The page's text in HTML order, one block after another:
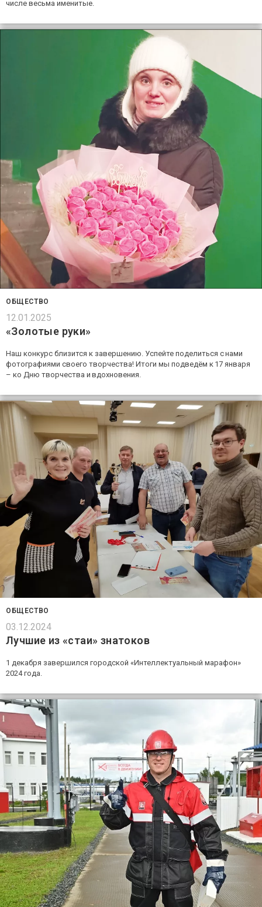
числе весьма именитые.
ОБЩЕСТВО
12.01.2025
«Золотые руки»
Наш конкурс близится к завершению. Успейте поделиться с нами
фотографиями своего творчества! Итоги мы подведём к 17 января
– ко Дню творчества и вдохновения.
ОБЩЕСТВО
03.12.2024
Лучшие из «стаи» знатоков
1 декабря завершился городской «Интеллектуальный марафон»
2024 года.